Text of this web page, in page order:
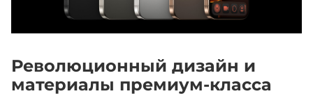
Революционный дизайн и
материалы премиум-класса